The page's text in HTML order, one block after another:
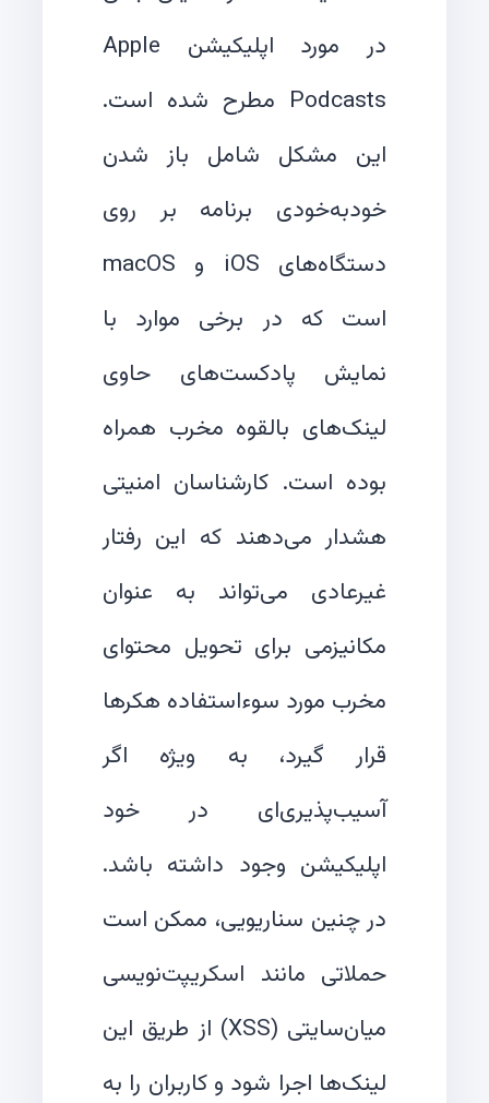
در مورد اپلیکیشن Apple
Podcasts مطرح شده است.
این مشکل شامل باز شدن
خودبه‌خودی برنامه بر روی
دستگاه‌های iOS و macOS
است که در برخی موارد با
نمایش پادکست‌های حاوی
لینک‌های بالقوه مخرب همراه
بوده است. کارشناسان امنیتی
هشدار می‌دهند که این رفتار
غیرعادی می‌تواند به عنوان
مکانیزمی برای تحویل محتوای
مخرب مورد سوءاستفاده هکرها
قرار گیرد، به ویژه اگر
آسیب‌پذیری‌ای در خود
اپلیکیشن وجود داشته باشد.
در چنین سناریویی، ممکن است
حملاتی مانند اسکریپت‌نویسی
میان‌سایتی (XSS) از طریق این
لینک‌ها اجرا شود و کاربران را به